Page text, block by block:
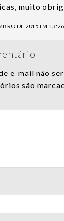
muito
DE 2015 EM 13:26
e-mail não
são